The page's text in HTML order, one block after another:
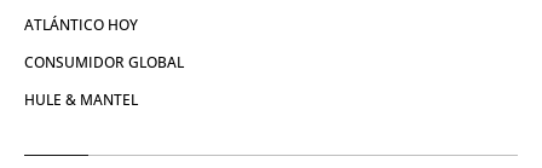
ATLÁNTICO HOY
CONSUMIDOR GLOBAL
HULE & MANTEL